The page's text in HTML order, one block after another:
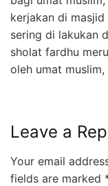
kerjakan di
sering di lakukan
sholat fardhu
oleh umat
Leave a
Your email
fields are marked